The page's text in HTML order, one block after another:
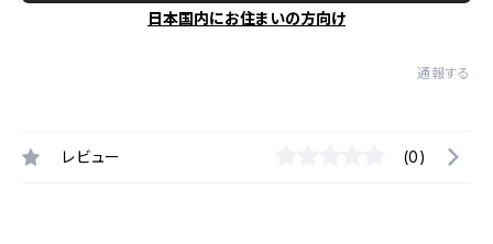
日本国内にお住まいの方向け
通報する
レビュー (0)